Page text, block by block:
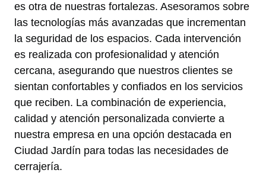
es otra de nuestras fortalezas. Asesoramos sobre
las tecnologías más avanzadas que incrementan
la seguridad de los espacios. Cada intervención
es realizada con profesionalidad y atención
cercana, asegurando que nuestros clientes se
sientan confortables y confiados en los servicios
que reciben. La combinación de experiencia,
calidad y atención personalizada convierte a
nuestra empresa en una opción destacada en
Ciudad Jardín para todas las necesidades de
cerrajería.